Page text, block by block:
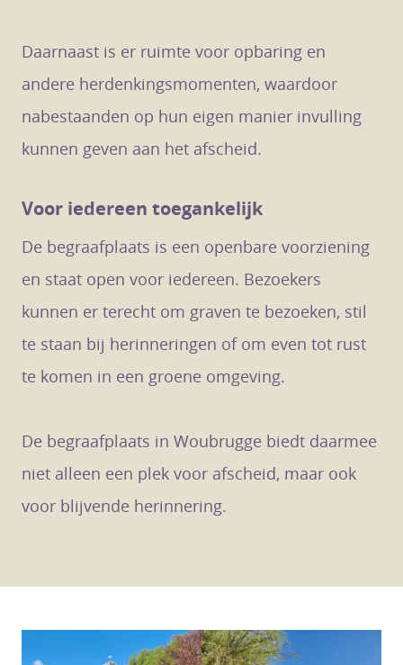
Daarnaast is er ruimte voor opbaring en
andere herdenkingsmomenten, waardoor
nabestaanden op hun eigen manier invulling
kunnen geven aan het afscheid.
Voor iedereen toegankelijk
De begraafplaats is een openbare voorziening
en staat open voor iedereen. Bezoekers
kunnen er terecht om graven te bezoeken, stil
te staan bij herinneringen of om even tot rust
te komen in een groene omgeving.
De begraafplaats in Woubrugge biedt daarmee
niet alleen een plek voor afscheid, maar ook
voor blijvende herinnering.